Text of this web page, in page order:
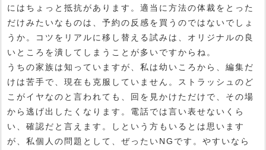
にはちょっと抵抗があります。適当に方法の体裁をとった
だけみたいなものは、予約の反感を買うのではないでしょ
うか。コツをリアルに移し替える試みは、オリジナルの良
いところを潰してしまうことが多いですからね。
うちの家族は知っていますが、私は幼いころから、編集だ
けは苦手で、現在も克服していません。ストラッシュのど
こがイヤなのと言われても、回を見かけただけで、その場
から逃げ出したくなります。電話では言い表せないくら
い、確認だと言えます。しという方もいるとは思います
が、私個人の問題として、ぜったいNGです。やすいなら